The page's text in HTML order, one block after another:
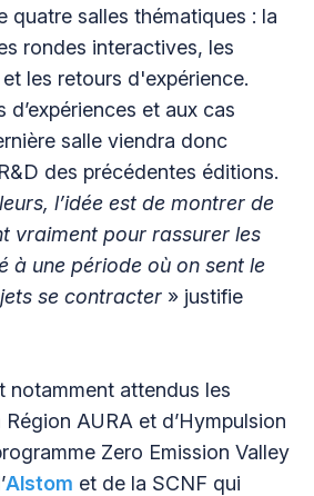
quatre salles thématiques : la
rondes interactives, les
les retours d'expérience.
d’expériences et aux cas
salle viendra donc
des précédentes éditions.
l’idée est de montrer de
vraiment pour rassurer les
à une période où on sent le
se contracter » justifie
notamment attendus les
AURA et d’Hympulsion
Zero Emission Valley
Alstom et de la SCNF qui